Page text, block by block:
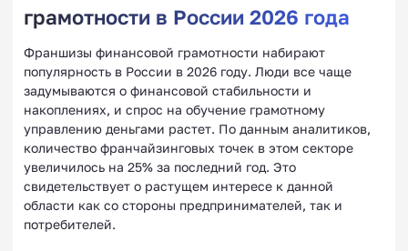
грамотности в России 2026 года
Франшизы финансовой грамотности набирают
популярность в России в 2026 году. Люди все чаще
задумываются о финансовой стабильности и
накоплениях, и спрос на обучение грамотному
управлению деньгами растет. По данным аналитиков,
количество франчайзинговых точек в этом секторе
увеличилось на 25% за последний год. Это
свидетельствует о растущем интересе к данной
области как со стороны предпринимателей, так и
потребителей.